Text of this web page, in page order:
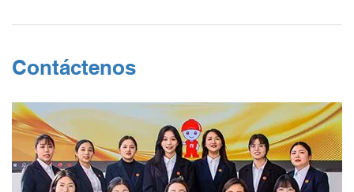
Contáctenos